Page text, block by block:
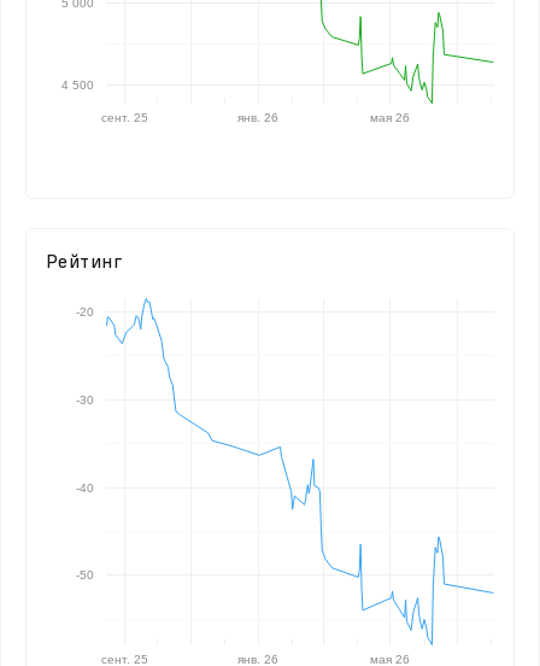
сент. 25 янв. 26 мая 26
4 500
5 000
Рейтинг
сент. 25 янв. 26 мая 26
-50
-40
-30
-20